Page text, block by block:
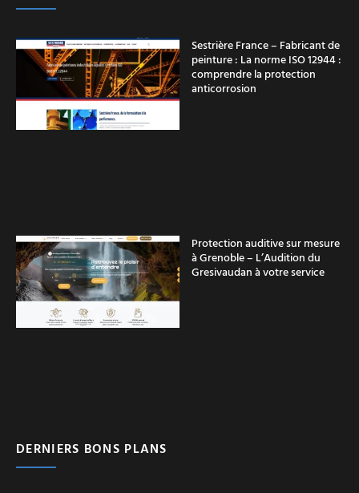
Sestrière France – Fabricant de
peinture : La norme ISO 12944 :
comprendre la protection
anticorrosion
Protection auditive sur mesure
à Grenoble – L’Audition du
Gresivaudan à votre service
DERNIERS BONS PLANS